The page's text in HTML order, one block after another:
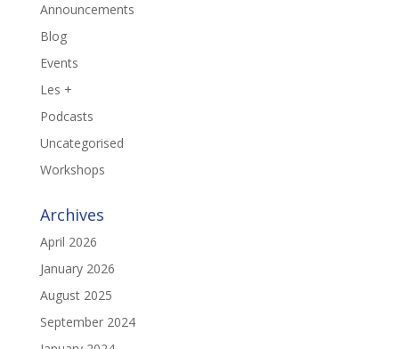
Announcements
Blog
Events
Les +
Podcasts
Uncategorised
Workshops
Archives
April 2026
January 2026
August 2025
September 2024